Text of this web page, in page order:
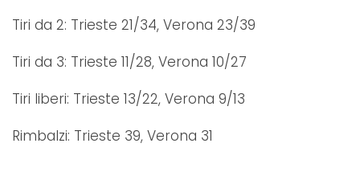
Tiri da 2: Trieste 21/34, Verona 23/39
Tiri da 3: Trieste 11/28, Verona 10/27
Tiri liberi: Trieste 13/22, Verona 9/13
Rimbalzi: Trieste 39, Verona 31